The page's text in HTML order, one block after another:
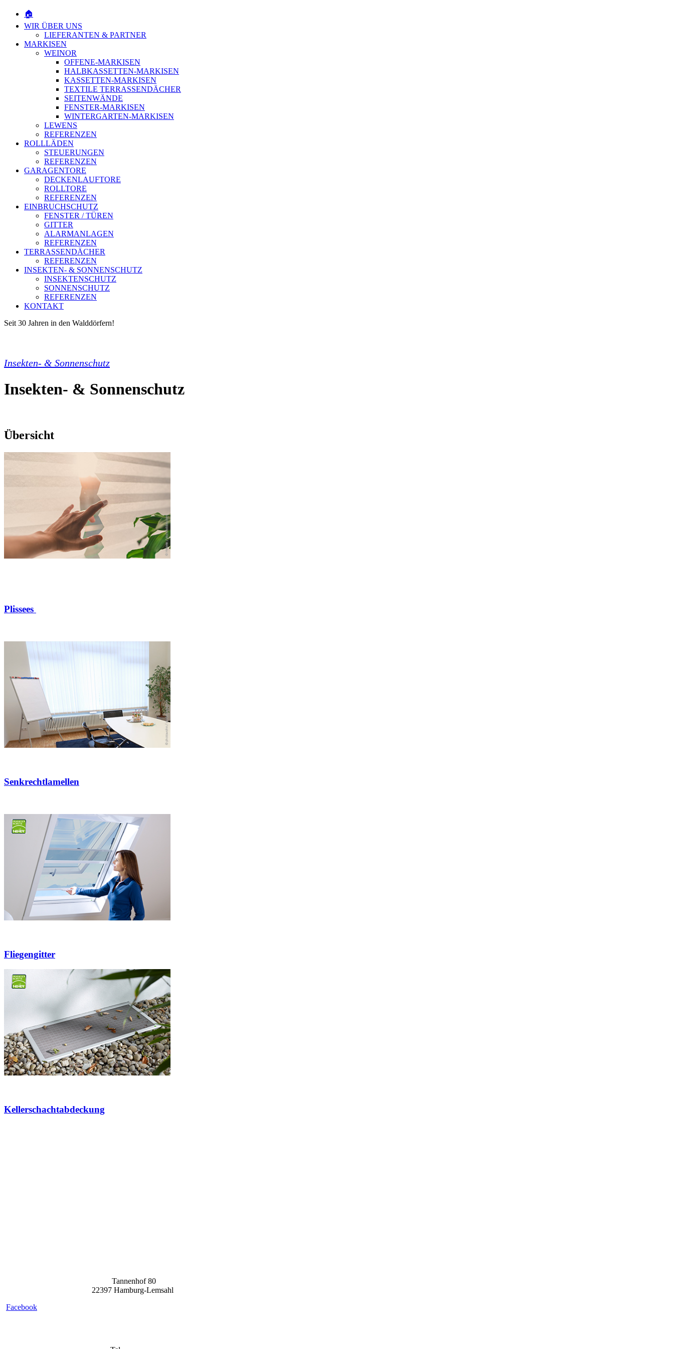
🏠
WIR ÜBER UNS
LIEFERANTEN & PARTNER
MARKISEN
WEINOR
OFFENE-MARKISEN
HALBKASSETTEN-MARKISEN
KASSETTEN-MARKISEN
TEXTILE TERRASSENDÄCHER
SEITENWÄNDE
FENSTER-MARKISEN
WINTERGARTEN-MARKISEN
LEWENS
REFERENZEN
ROLLLÄDEN
STEUERUNGEN
REFERENZEN
GARAGENTORE
DECKENLAUFTORE
ROLLTORE
REFERENZEN
EINBRUCHSCHUTZ
FENSTER / TÜREN
GITTER
ALARMANLAGEN
REFERENZEN
TERRASSENDÄCHER
REFERENZEN
INSEKTEN- & SONNENSCHUTZ
INSEKTENSCHUTZ
SONNENSCHUTZ
REFERENZEN
KONTAKT
Seit 30 Jahren in den Walddörfern!
Insekten- & Sonnenschutz
Insekten- & Sonnenschutz
Übersicht
Plissees
Senkrechtlamellen
Fliegengitter
Kellerschachtabdeckung
Tannenhof 80
22397 Hamburg-Lemsahl
Facebook